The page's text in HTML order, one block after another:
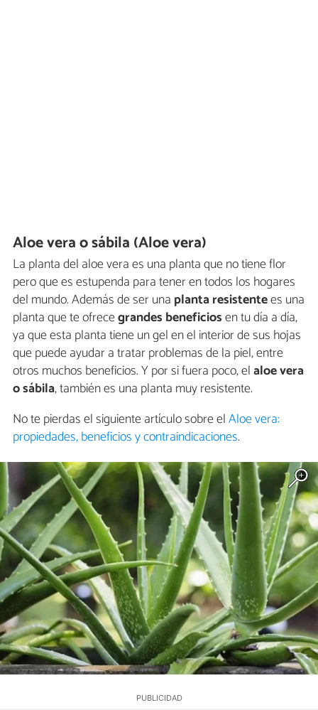
Aloe vera o sábila (Aloe vera)
La planta del aloe vera es una planta que no tiene flor
pero que es estupenda para tener en todos los hogares
del mundo. Además de ser una planta resistentees una
planta que te ofrecegrandes beneficiosen tu día a día,
ya que esta planta tiene un gel en el interior de sus hojas
que puede ayudar a tratar problemas de la piel, entre
otros muchos beneficios. Y por si fuera poco, elaloe vera
o sábila, también es una planta muy resistente.
No te pierdas el siguiente artículo sobre elAloe vera:
propiedades, beneficios y contraindicaciones.